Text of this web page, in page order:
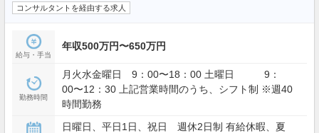
コンサルタントを経由する求人
給与・手当
年収500万円〜650万円
勤務時間
月火水金曜日 9：00〜18：00 土曜日 9：
00〜12：30 上記営業時間のうち、シフト制 ※週40
時間勤務
日曜日、平日1日、祝日 週休2日制 有給休暇、夏